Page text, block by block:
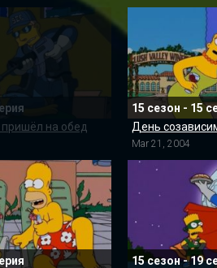
на обед
15 сезон - 15
День
Mar 21, 2004
15 сезон - 19